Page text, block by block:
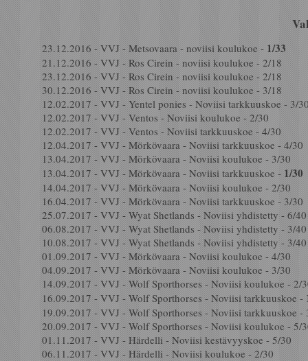
23.12.2016 - VVJ - Metsovaara - noviisi koulukoe -1/33
21.12.2016 - VVJ - Ros Cirein - noviisi koulukoe - 2/18
23.12.2016 - VVJ - Ros Cirein - noviisi koulukoe - 2/18
30.12.2016 - VVJ - Ros Cirein - noviisi koulukoe - 3/18
12.02.2017 - VVJ - Yentel ponies - Noviisi tarkkuuskoe - 3/
12.02.2017 - VVJ - Ventos - Noviisi koulukoe - 2/30
12.02.2017 - VVJ - Ventos - Noviisi tarkkuuskoe - 4/30
12.04.2017 - VVJ - Mörkövaara - Noviisi tarkkuuskoe - 4/30
13.04.2017 - VVJ - Mörkövaara - Noviisi koulukoe - 3/30
13.04.2017 - VVJ - Mörkövaara - Noviisi tarkkuuskoe -1/30
14.04.2017 - VVJ - Mörkövaara - Noviisi koulukoe - 2/30
16.04.2017 - VVJ - Mörkövaara - Noviisi tarkkuuskoe - 3/30
25.07.2017 - VVJ - Wyat Shetlands - Noviisi yhdistetty - 6/40
06.08.2017 - VVJ - Wyat Shetlands - Noviisi yhdistetty - 3/40
10.08.2017 - VVJ - Wyat Shetlands - Noviisi yhdistetty - 3/40
01.09.2017 - VVJ - Mörkövaara - Noviisi koulukoe - 4/30
04.09.2017 - VVJ - Mörkövaara - Noviisi koulukoe - 3/30
14.09.2017 - VVJ - Wolf Sporthorses - Noviisi koulukoe - 2/
16.09.2017 - VVJ - Wolf Sporthorses - Noviisi tarkkuuskoe -
19.09.2017 - VVJ - Wolf Sporthorses - Noviisi tarkkuuskoe -
20.09.2017 - VVJ - Wolf Sporthorses - Noviisi koulukoe - 5/
01.11.2017 - VVJ - Härdelli - Noviisi kestävyyskoe - 5/30
06.11.2017 - VVJ - Härdelli - Noviisi koulukoe - 2/30